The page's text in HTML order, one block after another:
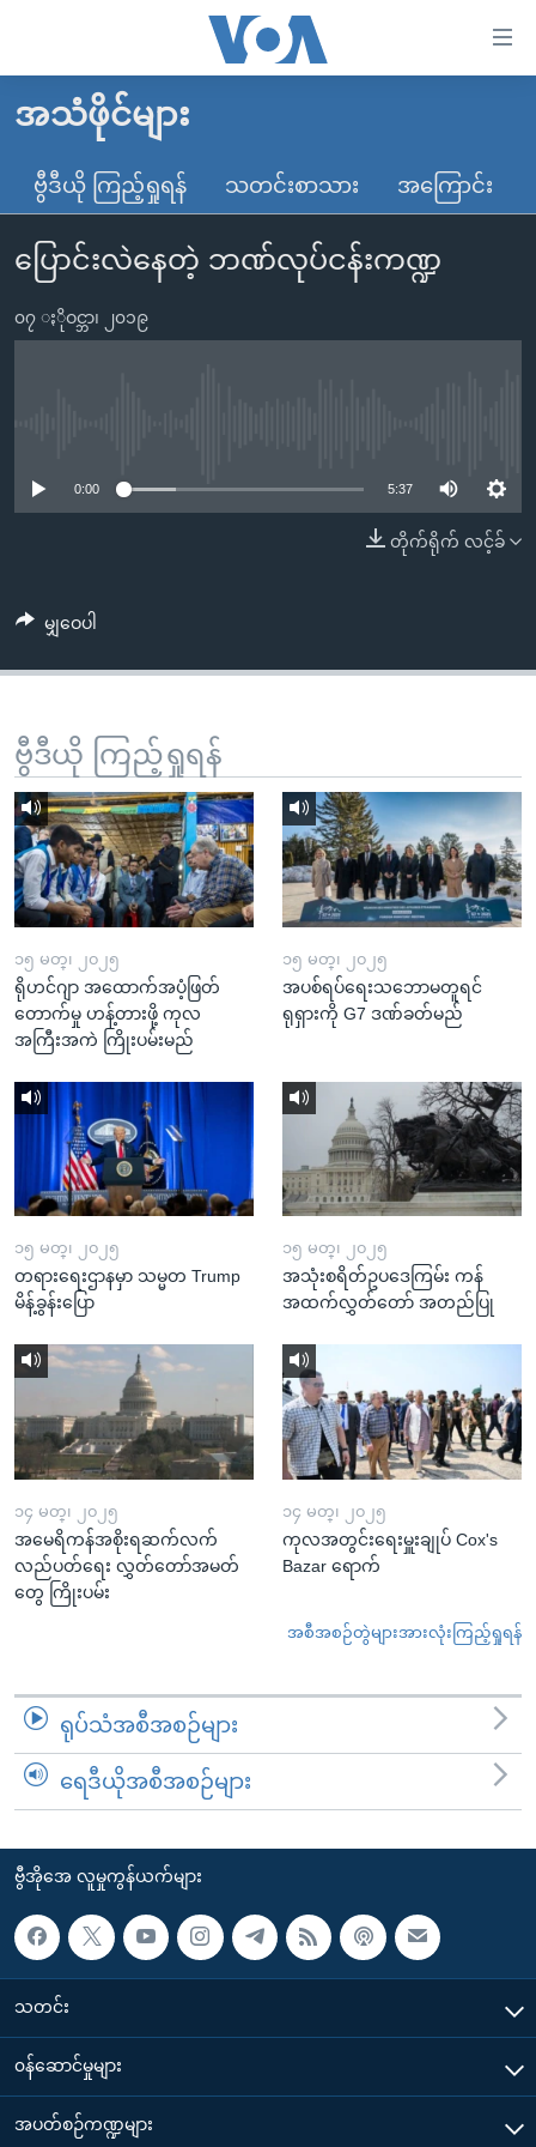
လွယ်ကူ
သည့်
Link
များ
ပင်မ
ပင်မ
စာမျက်နှာ
ကျော်
ရန်
ရှာဖွေ
ရန်
နေရာ
သို့
ကျော်
ရန်
မူလစာမျက်နှာ
မြန်မာ
ကမ္ဘာ့သတင်းများ
နိုင်ငံတကာ
တရုတ်
ဗွီဒီယို
ရပ်ဝန်းတခု လမ်းတခု အလွန်
ရုပ်ရှင်ထဲက အင်္ဂလိပ်စာ
တီဗွီ
ရေဒီယို/တီဗွီအစီအစဉ်
ဗွီအိုအေ လူမှုကွန်ယက်များ
ဘာသာစကားများ
အသံဖိုင်များ
ဗွီဒီယို ကြည့်ရှုရန် သတင်းစာသား အကြောင်း
ပြောင်းလဲနေတဲ့ ဘဏ်လုပ်ငန်းကဏ္ဍ
၀၇ ႏိုဝင္ဘာ၊ ၂၀၁၉
0:00 5:37
တိုက်ရိုက် လင့်ခ်
မျှဝေပါ
ဗွီဒီယို ကြည့်ရှုရန်
၁၅ မတ္၊ ၂၀၂၅
ရိုဟင်ဂျာ အထောက်အပံ့ဖြတ်
တောက်မှု ဟန့်တားဖို့ ကုလ
အကြီးအကဲ ကြိုးပမ်းမည်
၁၅ မတ္၊ ၂၀၂၅
အပစ်ရပ်ရေးသဘောမတူရင်
ရုရှားကို G7 ဒဏ်ခတ်မည်
၁၅ မတ္၊ ၂၀၂၅
တရားရေးဌာနမှာ သမ္မတ Trump
မိန့်ခွန်းပြော
၁၅ မတ္၊ ၂၀၂၅
အသုံးစရိတ်ဥပဒေကြမ်း ကန်
အထက်လွှတ်တော် အတည်ပြု
၁၄ မတ္၊ ၂၀၂၅
အမေရိကန်အစိုးရဆက်လက်
လည်ပတ်ရေး လွှတ်တော်အမတ်
တွေ ကြိုးပမ်း
၁၄ မတ္၊ ၂၀၂၅
ကုလအတွင်းရေးမှူးချုပ် Cox's
Bazar ရောက်
အစီအစဉ်တွဲများအားလုံးကြည့်ရှုရန်
ရုပ်သံအစီအစဉ်များ
ရေဒီယိုအစီအစဉ်များ
ဗွီအိုအေ လူမှုကွန်ယက်များ
သတင်း
၀န်ဆောင်မှုများ
အပတ်စဉ်ကဏ္ဍများ